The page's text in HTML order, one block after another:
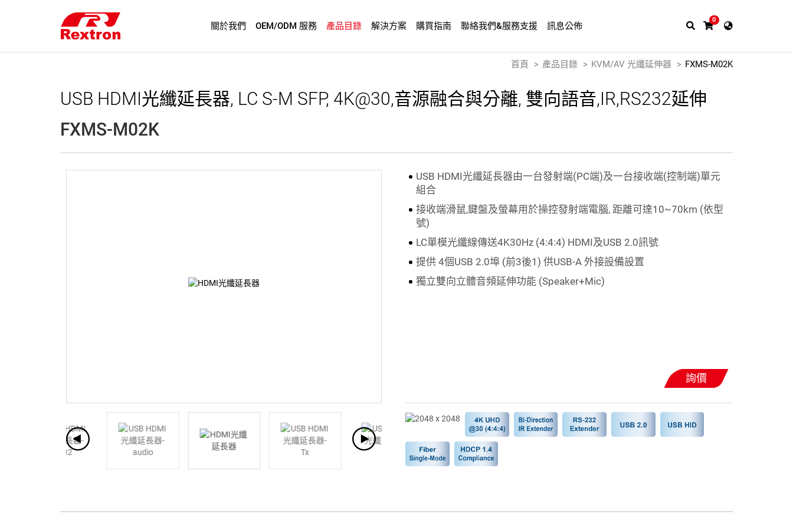
關於我們 OEM/ODM 服務 產品目錄 解決方案 購買指南 聯絡我們&服務支援 訊息公佈
0
首頁 產品目錄 KVM/AV 光纖延伸器 FXMS-M02K
USB HDMI光纖延長器, LC S-M SFP, 4K@30,音源融合與分離, 雙向語音,IR,RS232延伸
FXMS-M02K
USB HDMI光纖延長器由一台發射端(PC端)及一台接收端(控制端)單元
組合
接收端滑鼠,鍵盤及螢幕用於操控發射端電腦, 距離可達10~70km (依型
號)
LC單模光纖線傳送4K30Hz (4:4:4) HDMI及USB 2.0訊號
提供 4個USB 2.0埠 (前3後1) 供USB-A 外接設備設置
獨立雙向立體音頻延伸功能 (Speaker+Mic)
詢價